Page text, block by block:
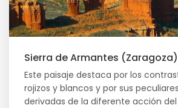
Sierra de Armantes (Zaragoza)
Este paisaje destaca por los
rojizos y blancos y por sus
derivadas de la diferente acción del